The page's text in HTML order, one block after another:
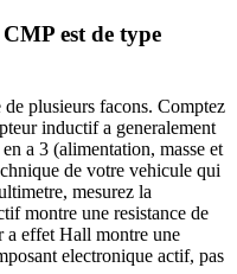
est de type
plusieurs facons. Comptez
inductif a generalement
a 3 (alimentation, masse et
de votre vehicule qui
mesurez la
montre une resistance de
a effet Hall montre une
electronique actif, pas